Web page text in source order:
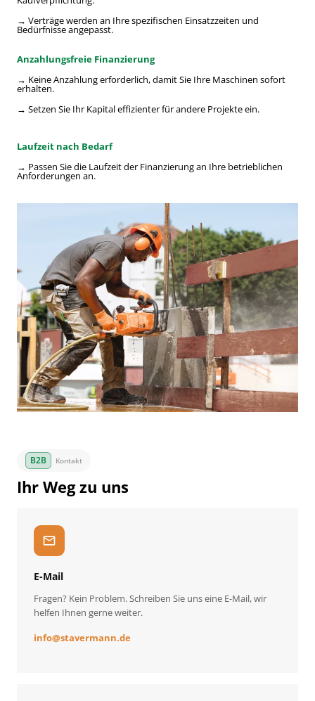
→ Verträge werden an Ihre spezifischen Einsatzzeiten und
Bedürfnisse angepasst.
Anzahlungsfreie Finanzierung
→ Keine Anzahlung erforderlich, damit Sie Ihre Maschinen sofort
erhalten.
→ Setzen Sie Ihr Kapital effizienter für andere Projekte ein.
Laufzeit nach Bedarf
→ Passen Sie die Laufzeit der Finanzierung an Ihre betrieblichen
Anforderungen an.
Kontakt
Ihr Weg zu uns
mail
E-Mail
Fragen? Kein Problem. Schreiben Sie uns eine E-Mail, wir
helfen Ihnen gerne weiter.
info@stavermann.de